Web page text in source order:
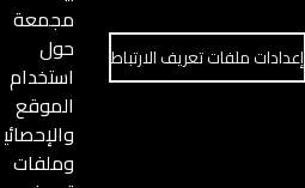
مجمعة
حول
استخدام
الموقع
وملفات
إعدادات ملفات تعريف الارتباط